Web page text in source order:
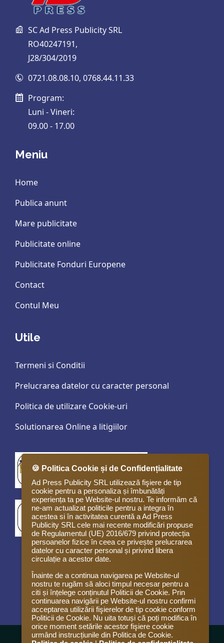
SC Ad Press Publicity SRL
RO40247191,
J28/304/2019
0721.08.08.10, 0768.44.11.33
Program:
Luni - Vineri:
09.00 - 17.00
Meniu
Home
Publica anunt
Mare publicitate
Publicitate online
Publicitate Fonduri Europene
Contact
Contul Meu
Utile
Termeni si Conditii
Prelucrarea datelor cu caracter personal
Politica de utilizare Cookie-uri
Solutionarea Online a litigiilor
🍪 Politica Cookie și de Confidențialitate
Ad Press Publicity SRL utilizează fişiere de tip
cookie pentru a personaliza și îmbunătăți
experiența ta pe Website-ul nostru. Te informăm că
ne-am actualizat politicile pentru a integra în
acestea si în activitatea curentă a Ad Press
Publicity SRL cele mai recente modificări propuse
de Regulamentul (UE) 2016/679 privind protecția
persoanelor fizice în ceea ce privește prelucrarea
datelor cu caracter personal și privind libera
circulație a acestor date.
Înainte de a continua navigarea pe Website-ul
nostru te rugăm să aloci timpul necesar pentru a
citi și înțelege conținutul Politicii de Cookie. Prin
continuarea navigării pe Website-ul nostru confirmi
acceptarea utilizării fişierelor de tip cookie conform
Politicii de Cookie. Nu uita totuși că poți modifica în
orice moment setările acestor fişiere cookie
urmând instrucțiunile din Politica de Cookie.